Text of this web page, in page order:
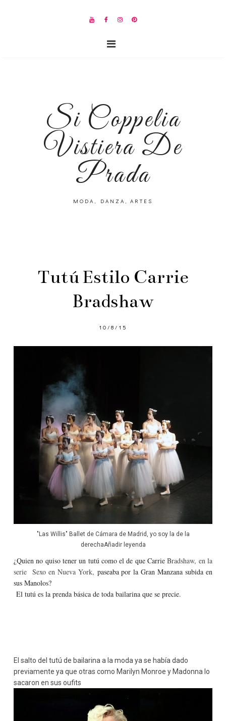
Si Coppelia
Vistiera De
Prada
MODA, DANZA, ARTES
Tutú Estilo Carrie
Bradshaw
10/8/15
"Las Willis" Ballet de Cámara de Madrid, yo soy la de la
derechaAñadir leyenda
¿Quien no quiso tener un tutú como el de que CarrieBradshaw, en la
serie Sexo en Nueva York, paseaba por la Gran Manzana subida en
sus Manolos?
El tutú es la prenda básica de toda bailarina que se precie.
El salto del tutú de bailarina a la moda ya se había dado
previamente ya que otras como Marilyn Monroe y Madonna lo
sacaron en sus oufits